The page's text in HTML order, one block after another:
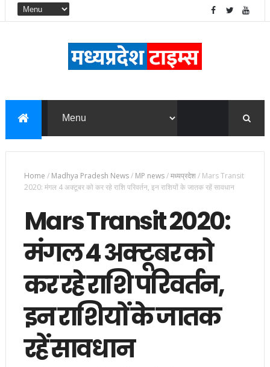
Home / Madhya Pradesh News/ MP news/मध्यप्रदेश/ Mars Transit
2020: मंगल 4 अक्टूबर को कर रहे राशि परिवर्तन, इन राशियों के जातक रहें सावधान
Mars Transit 2020:
मंगल 4 अक्टूबर को
कर रहे राशि परिवर्तन,
इन राशियों के जातक
रहें सावधान